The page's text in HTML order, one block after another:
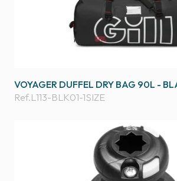
VOYAGER DUFFEL DRY BAG 90L -
Ref.L113-BLK01-1SIZE